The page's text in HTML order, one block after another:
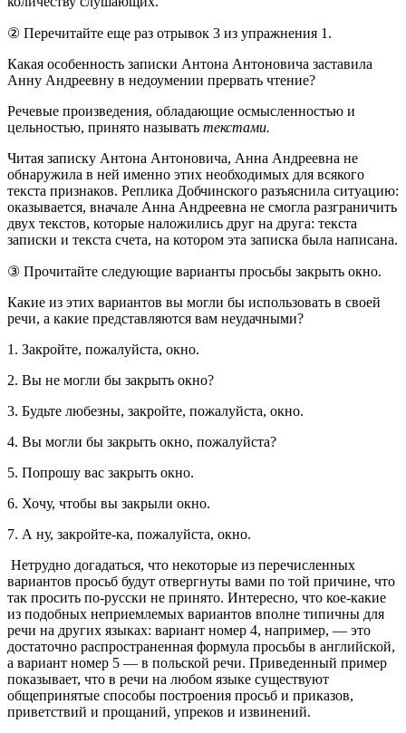
② Перечитайте еще раз отрывок 3 из упражнения 1.
Какая особенность записки Антона Антоновича заставила
Анну Андреевну в недоумении прервать чтение?
Речевые произведения, обладающие осмысленностью и
цельностью, принято называть текстами.
Читая записку Антона Антоновича, Анна Андреевна не
обнаружила в ней именно этих необходимых для всякого
текста признаков. Реплика Добчинского разъяснила ситуацию:
оказывается, вначале Анна Андреевна не смогла разграничить
двух текстов, которые наложились друг на друга: текста
записки и текста счета, на котором эта записка была написана.
③ Прочитайте следующие варианты просьбы закрыть окно.
Какие из этих вариантов вы могли бы использовать в своей
речи, а какие представляются вам неудачными?
1. Закройте, пожалуйста, окно.
2. Вы не могли бы закрыть окно?
3. Будьте любезны, закройте, пожалуйста, окно.
4. Вы могли бы закрыть окно, пожалуйста?
5. Попрошу вас закрыть окно.
6. Хочу, чтобы вы закрыли окно.
7. А ну, закройте-ка, пожалуйста, окно.
Нетрудно догадаться, что некоторые из перечисленных
вариантов просьб будут отвергнуты вами по той причине, что
так просить по-русски не принято. Интересно, что кое-какие
из подобных неприемлемых вариантов вполне типичны для
речи на других языках: вариант номер 4, например, — это
достаточно распространенная формула просьбы в английской,
а вариант номер 5 — в польской речи. Приведенный пример
показывает, что в речи на любом языке существуют
общепринятые способы построения просьб и приказов,
приветствий и прощаний, упреков и извинений.